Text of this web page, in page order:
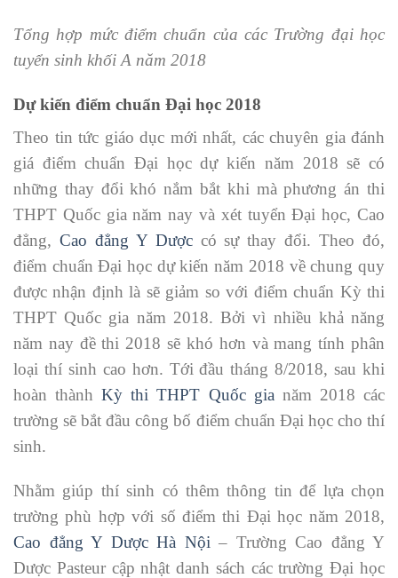
Tổng hợp mức điểm chuẩn của các Trường đại học
tuyển sinh khối A năm 2018
Dự kiến điểm chuẩn Đại học 2018
Theo tin tức giáo dục mới nhất, các chuyên gia đánh
giá điểm chuẩn Đại học dự kiến năm 2018 sẽ có
những thay đổi khó nắm bắt khi mà phương án thi
THPT Quốc gia năm nay và xét tuyển Đại học, Cao
đẳng, Cao đẳng Y Dượccó sự thay đổi. Theo đó,
điểm chuẩn Đại học dự kiến năm 2018 về chung quy
được nhận định là sẽ giảm so với điểm chuẩn Kỳ thi
THPT Quốc gia năm 2018. Bởi vì nhiều khả năng
năm nay đề thi 2018 sẽ khó hơn và mang tính phân
loại thí sinh cao hơn. Tới đầu tháng 8/2018, sau khi
hoàn thànhKỳ thi THPT Quốc gia năm 2018 các
trường sẽ bắt đầu công bố điểm chuẩn Đại học cho thí
sinh.
Nhằm giúp thí sinh có thêm thông tin để lựa chọn
trường phù hợp với số điểm thi Đại học năm 2018,
Cao đẳng Y Dược Hà Nội – Trường Cao đẳng Y
Dược Pasteur cập nhật danh sách các trường Đại học